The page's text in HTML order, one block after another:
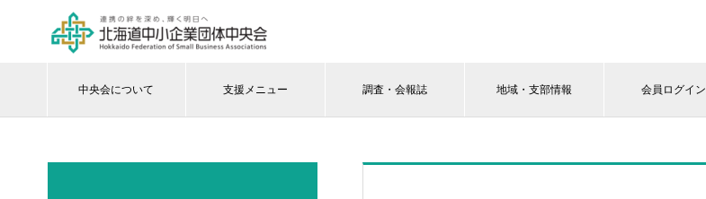
中央会について 支援メニュー 調査・会報誌 地域・支部情報 会員ログイン